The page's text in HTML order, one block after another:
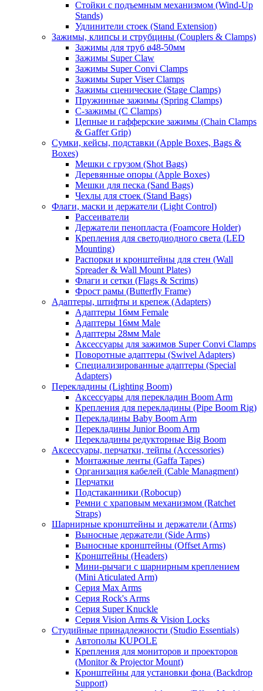
Стойки с подъемным механизмом (Wind-Up
Stands)
Удлинители стоек (Stand Extension)
Зажимы, клипсы и струбцины (Couplers & Clamps)
Зажимы для труб ø48-50мм
Зажимы Super Claw
Зажимы Super Convi Clamps
Зажимы Super Viser Clamps
Зажимы сценические (Stage Clamps)
Пружинные зажимы (Spring Clamps)
С-зажимы (C Clamps)
Цепные и гафферские зажимы (Chain Clamps
& Gaffer Grip)
Сумки, кейсы, подставки (Apple Boxes, Bags &
Boxes)
Мешки с грузом (Shot Bags)
Деревянные опоры (Apple Boxes)
Мешки для песка (Sand Bags)
Чехлы для стоек (Stand Bags)
Флаги, маски и держатели (Light Control)
Рассеиватели
Держатели пенопласта (Foamcore Holder)
Крепления для светодиодного света (LED
Mounting)
Распорки и кронштейны для стен (Wall
Spreader & Wall Mount Plates)
Флаги и сетки (Flags & Scrims)
Фрост рамы (Butterfly Frame)
Адаптеры, штифты и крепеж (Adapters)
Адаптеры 16мм Female
Адаптеры 16мм Male
Адаптеры 28мм Male
Аксессуары для зажимов Super Convi Clamps
Поворотные адаптеры (Swivel Adapters)
Специализированные адаптеры (Special
Adapters)
Перекладины (Lighting Boom)
Аксессуары для перекладин Boom Arm
Крепления для перекладины (Pipe Boom Rig)
Перекладины Baby Boom Arm
Перекладины Junior Boom Arm
Перекладины редукторные Big Boom
Аксессуары, перчатки, тейпы (Accessories)
Монтажные ленты (Gaffa Tapes)
Организация кабелей (Cable Managment)
Перчатки
Подстаканники (Robocup)
Ремни с храповым механизмом (Ratchet
Straps)
Шарнирные кронштейны и держатели (Arms)
Выносные держатели (Side Arms)
Выносные кронштейны (Offset Arms)
Кронштейны (Headers)
Мини-рычаги с шарнирным креплением
(Mini Aticulated Arm)
Серия Max Arms
Серия Rock's Arms
Серия Super Knuckle
Серия Vision Arms & Vision Locks
Студийные принадлежности (Studio Essentials)
Автополы KUPOLE
Крепления для мониторов и проекторов
(Monitor & Projector Mount)
Кронштейны для установки фона (Backdrop
Support)